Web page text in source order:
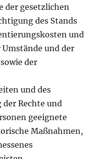
der gesetzlichen
des Stands
und
Umstände und der
der
und des
der Rechte und
geeignete
Maßnahmen,